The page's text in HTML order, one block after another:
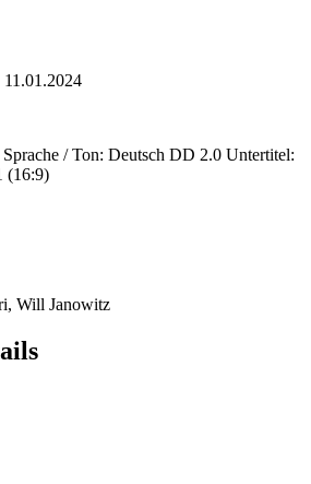
11.01.2024
/ Ton: Deutsch DD 2.0 Untertitel:
(16:9)
Will Janowitz